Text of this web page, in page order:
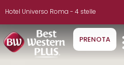
Hotel Universo Roma - 4 stelle
PRENOTA